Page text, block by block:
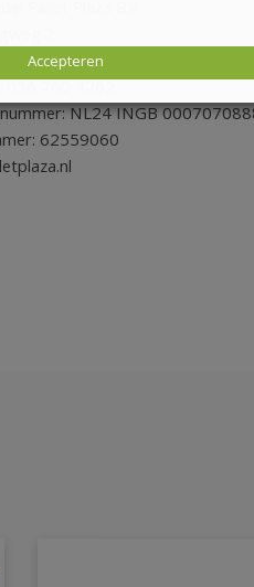
2
Almere
NL24 INGB
62559060
Accepteren